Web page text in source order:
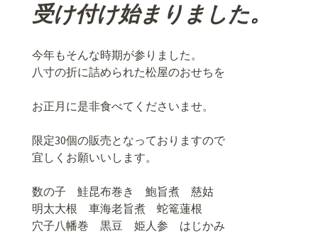
受け付け始まりました。
今年もそんな時期が参りました。
八寸の折に詰められた松屋のおせちを
お正月に是非食べてくださいませ。
限定30個の販売となっておりますので
宜しくお願いいします。
数の子 鮭昆布巻き 鮑旨煮 慈姑
明太大根 車海老旨煮 蛇篭蓮根
穴子八幡巻 黒豆 姫人参 はじかみ